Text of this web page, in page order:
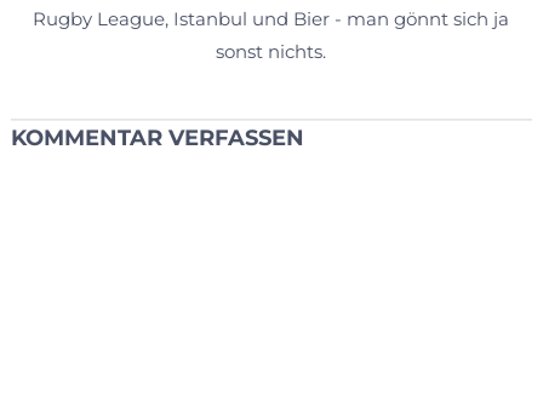
Rugby League, Istanbul und Bier - man gönnt sich ja
sonst nichts.
KOMMENTAR VERFASSEN